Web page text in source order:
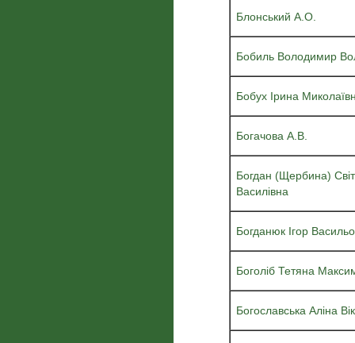
Блонський А.О.
Бобиль Володимир
Бобух Ірина
Богачова А.В.
Богдан (Щербина)
Василівна
Богданюк Ігор
Боголіб Тетяна
Богославська Аліна